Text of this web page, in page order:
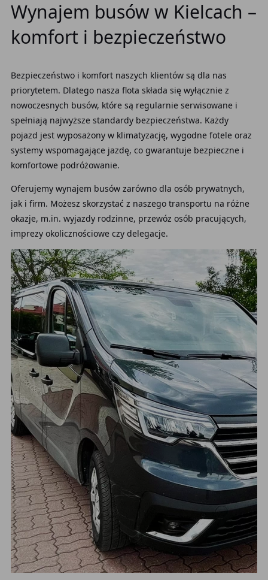
Wynajem busów w Kielcach –
komfort i bezpieczeństwo
Bezpieczeństwo i komfort naszych klientów są dla nas
priorytetem. Dlatego nasza flota składa się wyłącznie z
nowoczesnych busów, które są regularnie serwisowane i
spełniają najwyższe standardy bezpieczeństwa. Każdy
pojazd jest wyposażony w klimatyzację, wygodne fotele oraz
systemy wspomagające jazdę, co gwarantuje bezpieczne i
komfortowe podróżowanie.
Oferujemy wynajem busów zarówno dla osób prywatnych,
jak i firm. Możesz skorzystać z naszego transportu na różne
okazje, m.in. wyjazdy rodzinne, przewóz osób pracujących,
imprezy okolicznościowe czy delegacje.